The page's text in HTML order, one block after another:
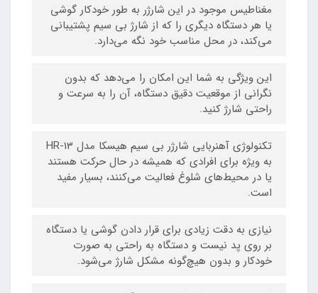
مغناطیس موجود در این شارژر به طور خودکار گوشی
یا هر دستگاه دیگری را که از شارژ بی سیم پشتیبانی
می‌کند، در محل مناسب خود نگه می‌دارد.
این ویژگی به شما این امکان را می‌دهد که بدون
نگرانی از موقعیت دقیق دستگاه، آن را به سرعت و
راحتی شارژ کنید.
تکنولوژی آهنربایی شارژر بی سیم هیسکا مدل HR-13
به ویژه برای افرادی که همیشه در حال حرکت هستند
یا در محیط‌های شلوغ فعالیت می‌کنند، بسیار مفید
است.
نیازی به دقت زیادی برای قرار دادن گوشی یا دستگاه
بر روی پد نیست و دستگاه به راحتی به صورت
خودکار و بدون هیچ‌گونه مشکل شارژ می‌شود.